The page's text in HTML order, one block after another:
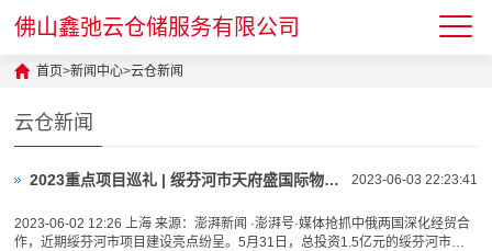
佛山鑫弛云仓储服务有限公司
首页>新闻中心>云仓新闻
云仓新闻
2023-06-03 22:23:41
2023重点项目巡礼 | 绥芬河市天府盛国际物流产业园：对俄“云仓平台”
2023-06-02 12:26 上海 来源：澎湃新闻 ·澎湃号·媒体抢抓中俄两国深化经贸合
作，近期绥芬河市项目建设亮点纷呈。5月31日，总投资1.5亿元的绥芬河市天